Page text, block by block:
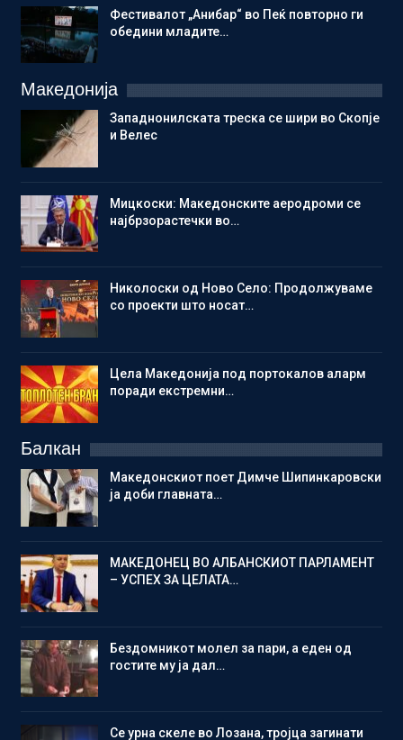
Фестивалот „Анибар“ во Пеќ повторно ги
обедини младите…
Македонија
Западнонилската треска се шири во Скопје
и Велес
Мицкоски: Македонските аеродроми се
најбрзорастечки во…
Николоски од Ново Село: Продолжуваме
со проекти што носат…
Цела Македонија под портокалов аларм
поради екстремни…
Балкан
Македонскиот поет Димче Шипинкаровски
ја доби главната…
МАКЕДОНЕЦ ВО АЛБАНСКИОТ ПАРЛАМЕНТ
– УСПЕХ ЗА ЦЕЛАТА…
Бездомникот молел за пари, а еден од
гостите му ја дал…
Се урна скеле во Лозана, тројца загинати